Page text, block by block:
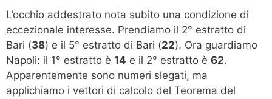
L’occhio addestrato nota subito una condizione di
eccezionale interesse. Prendiamo il 2° estratto di
Bari (38) e il 5° estratto di Bari (22). Ora guardiamo
Napoli: il 1° estratto è 14 e il 2° estratto è 62.
Apparentemente sono numeri slegati, ma
applichiamo i vettori di calcolo del Teorema del